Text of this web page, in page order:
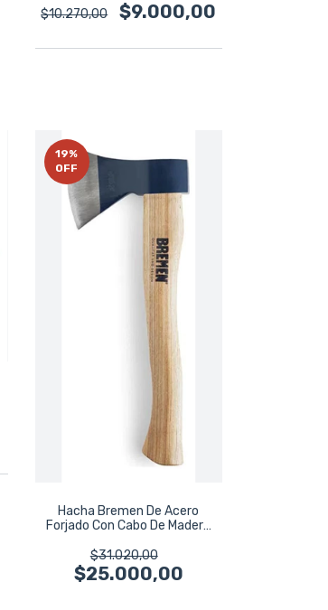
$10.270,00
$9.000,00
19%
OFF
Hacha Bremen De Acero
Forjado Con Cabo De Madera
$31.020,00
$25.000,00